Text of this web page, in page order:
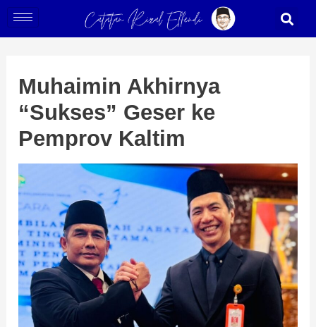
Skip
to
Muhaimin Akhirnya
“Sukses” Geser ke
Pemprov Kaltim
Post
navigation